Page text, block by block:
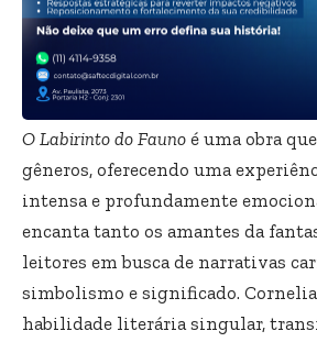
O Labirinto do Fauno é uma obra
gêneros, oferecendo uma
intensa e profundamente
encanta tanto os amantes da
leitores em busca de narrativas
simbolismo e significado.
habilidade literária singular,